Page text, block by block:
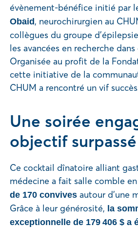
évènement-bénéfice initié par
Obaid , neurochirurgien au
collègues du groupe
les avancées en recherche
Organisée au profit de la
cette initiative de la
CHUM a rencontré un vif
Une soirée
objectif surpassé
Ce cocktail dînatoire alliant
médecine a fait salle comble
de 170 convives autour d’une
Grâce à leur générosité, la
exceptionnelle de 179 406 $ a